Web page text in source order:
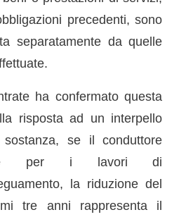
precedenti, sono
separatamente da quelle
ha confermato questa
risposta ad un interpello
se il conduttore
per i lavori di
la riduzione del
tre anni rappresenta il